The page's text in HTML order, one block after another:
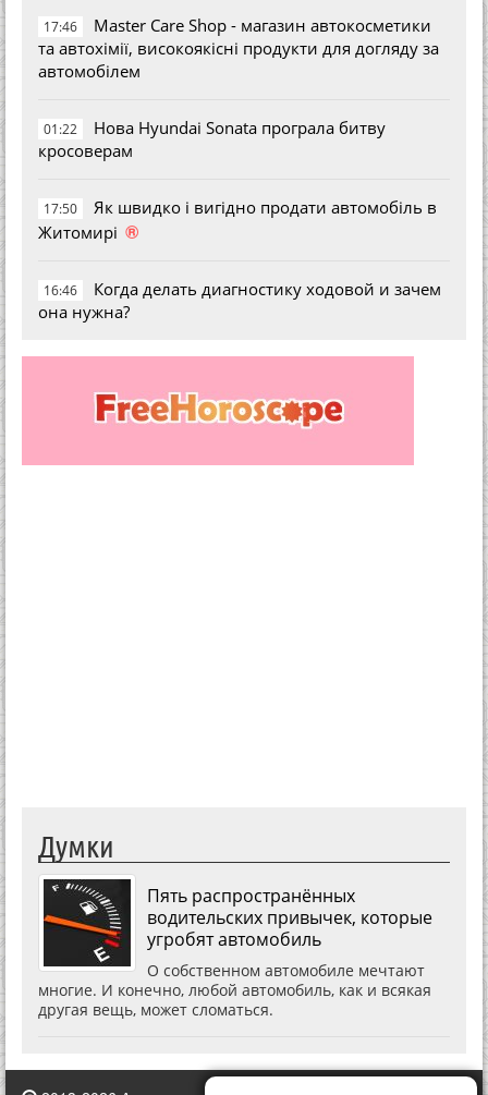
17:46
Master Care Shop - магазин автокосметики
та автохімії, високоякісні продукти для догляду за
автомобілем
01:22
Нова Hyundai Sonata програла битву
кросоверам
17:50
Як швидко і вигідно продати автомобіль в
Житомирі ®
16:46
Когда делать диагностику ходовой и зачем
она нужна?
Думки
Пять распространённых
водительских привычек, которые
угробят автомобиль
О собственном автомобиле мечтают
многие. И конечно, любой автомобиль, как и всякая
другая вещь, может сломаться.